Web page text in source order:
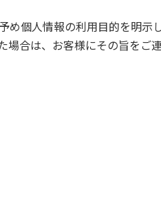
め個人情報の利用目的を明
場合は、お客様にその旨を